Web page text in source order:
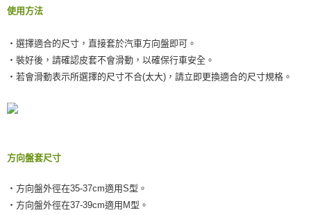
※ 交易是否成功請以「AFTEE先享後付 」之結帳頁面顯示為準，若有關於
【注意事項】
１．透過由恩沛科技股份有限公司提供之「AFTEE先享後付」服務完成之交
易，需依本服務之必要範圍內提供個人資料，並將交易相關給付款項請求債
２．關於個人資料處理事宜，請瀏覽以下網址：
任。
時審查核予不同之上限額度；若仍有額度不足之情形，本公司將視審查結果
５．嚴禁一人註冊多個帳號或使用他人資訊註冊。若發現惡意使用之情形，
使用方法
‧選擇適合的尺寸，直接套於汽車方向盤即可。
‧裝好後，請確認皮套不會滑動，以確保行車安全。
‧若會滑動表示所選擇的尺寸不合(太大)，請立即更換適合的尺寸規格。
方向盤套尺寸
‧方向盤外徑在35-37cm適用S型。
‧方向盤外徑在37-39cm適用M型。